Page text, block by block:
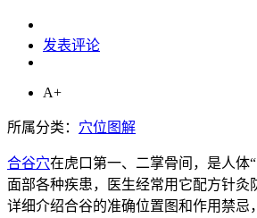
发表评论
A+
所属分类： 穴位图解
合谷穴在虎口第一、二掌骨间，是人体
面部各种疾患，医生经常用它配方针灸
详细介绍合谷的准确位置图和作用禁忌